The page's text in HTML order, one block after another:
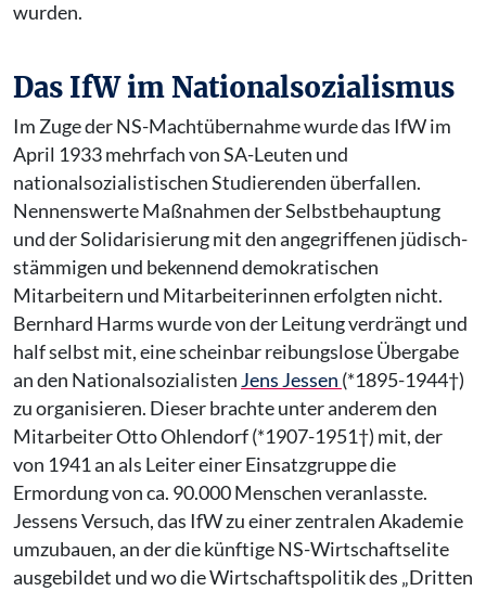
wurden.
Das IfW im Nationalsozialismus
Im Zuge der NS-Machtübernahme wurde das IfW im
April 1933 mehrfach von SA-Leuten und
nationalsozialistischen Studierenden überfallen.
Nennenswerte Maßnahmen der Selbstbehauptung
und der Solidarisierung mit den angegriffenen jüdisch-
stämmigen und bekennend demokratischen
Mitarbeitern und Mitarbeiterinnen erfolgten nicht.
Bernhard Harms wurde von der Leitung verdrängt und
half selbst mit, eine scheinbar reibungslose Übergabe
an den NationalsozialistenJens Jessen (*1895-1944†)
zu organisieren. Dieser brachte unter anderem den
Mitarbeiter Otto Ohlendorf (*1907-1951†) mit, der
von 1941 an als Leiter einer Einsatzgruppe die
Ermordung von ca. 90.000 Menschen veranlasste.
Jessens Versuch, das IfW zu einer zentralen Akademie
umzubauen, an der die künftige NS-Wirtschaftselite
ausgebildet und wo die Wirtschaftspolitik des „Dritten